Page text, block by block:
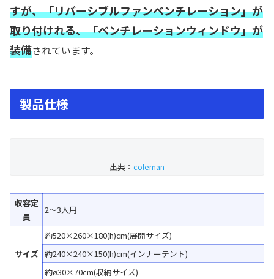
すが、「リバーシブルファンベンチレーション」が
取り付けれる、「ベンチレーションウィンドウ」が
装備されています。
製品仕様
出典： coleman
収容定
員
2～3人用
サイズ
約520×260×180(h)cm(展開サイズ)
約240×240×150(h)cm(インナーテント)
約ø30×70cm(収納サイズ)